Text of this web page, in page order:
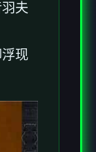
夫
现